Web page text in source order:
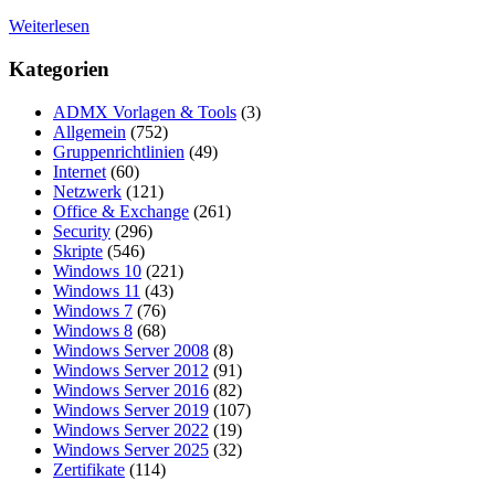
Weiterlesen
Kategorien
ADMX Vorlagen & Tools (3)
Allgemein (752)
Gruppenrichtlinien (49)
Internet (60)
Netzwerk (121)
Office & Exchange (261)
Security (296)
Skripte (546)
Windows 10 (221)
Windows 11 (43)
Windows 7 (76)
Windows 8 (68)
Windows Server 2008 (8)
Windows Server 2012 (91)
Windows Server 2016 (82)
Windows Server 2019 (107)
Windows Server 2022 (19)
Windows Server 2025 (32)
Zertifikate (114)